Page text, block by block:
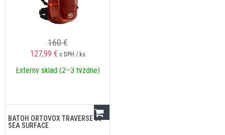
160 €
127,99 € s DPH / ks
Externý sklad (2–3 týždne)
BATOH ORTOVOX TRAVERSE 30
SEA SURFACE